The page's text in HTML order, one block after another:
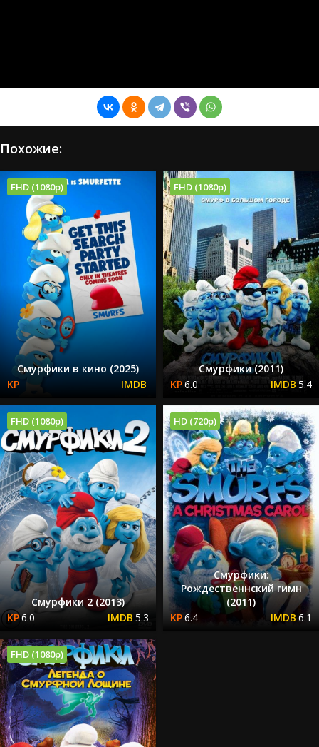
Похожие:
FHD (1080p)
Смурфики в кино (2025)
FHD (1080p)
Смурфики (2011)
6.0
5.4
FHD (1080p)
Смурфики 2 (2013)
6.0
5.3
HD (720p)
Смурфики:
Рождественнский гимн
(2011)
6.4
6.1
FHD (1080p)